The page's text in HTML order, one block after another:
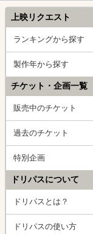
上映リクエスト
ランキングから探す
製作年から探す
チケット・企画一覧
販売中のチケット
過去のチケット
特別企画
ドリパスについて
ドリパスとは？
ドリパスの使い方